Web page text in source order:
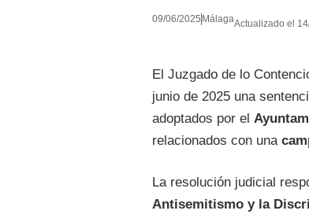
09/06/2025 MálagaActualizado el
El Juzgado de lo
junio de 2025 una
adoptados por el
relacionados con una
La resolución judicial
Antisemitismo y la